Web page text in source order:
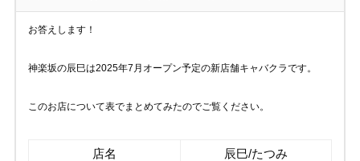
お答えします！
神楽坂の辰巳は2025年7月オープン予定の新店舗キャバクラです。
このお店について表でまとめてみたのでご覧ください。
店名 辰巳/たつみ